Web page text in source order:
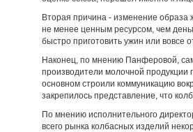
Вторая причина - изменение образа
не менее ценным ресурсом, чем
быстро приготовить ужин или вовсе
Наконец, по мнению Панферовой,
производители молочной продукции
основном строили коммуникацию
закрепилось представление, что
По мнению исполнительного
всего рынка колбасных изделий